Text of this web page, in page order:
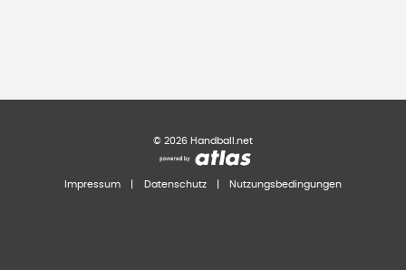
© 2026 Handball.net
Impressum Datenschutz Nutzungsbedingungen